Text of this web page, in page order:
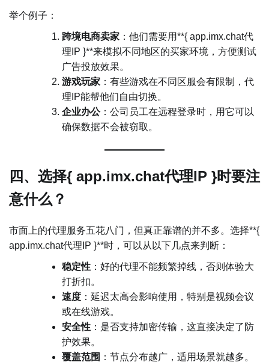
举个例子：
跨境电商卖家 ：他们需要用**{ app.imx.chat代
理IP }**来模拟不同地区的买家环境，方便测试
广告投放效果。
游戏玩家 ：有些游戏在不同区服会有限制，代
理IP能帮他们自由切换。
企业办公：公司员工在远程登录时，用它可以
确保数据不会被窃取。
四、选择{ app.imx.chat代理IP }时要注
意什么？
市面上的代理服务五花八门，但真正靠谱的并不多。选择**{
app.imx.chat代理IP }**时，可以从以下几点来判断：
稳定性 ：好的代理不能频繁掉线，否则体验大
打折扣。
速度 ：延迟太高会影响使用，特别是视频会议
或在线游戏。
安全性 ：是否支持加密传输，这直接决定了防
护效果。
覆盖范围 ：节点分布越广，适用场景就越多。